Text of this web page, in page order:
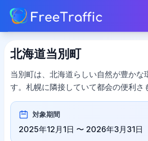
FreeTraffic
北海道当別町
当別町は、北海道らしい自然が豊かな
す。札幌に隣接していて都会の便利さ
対象期間
2025年12月1日 〜 2026年3月31日